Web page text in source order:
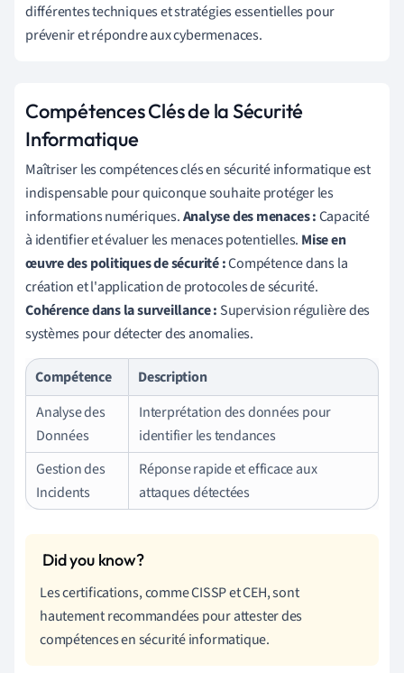
différentes techniques et stratégies essentielles pour
prévenir et répondre aux cybermenaces.
Compétences Clés de la Sécurité
Informatique
Maîtriser les compétences clés en sécurité informatique est
indispensable pour quiconque souhaite protéger les
informations numériques.Analyse des menaces :Capacité
à identifier et évaluer les menaces potentielles. Mise en
œuvre des politiques de sécurité :Compétence dans la
création et l'application de protocoles de sécurité.
Cohérence dans la surveillance : Supervision régulière des
systèmes pour détecter des anomalies.
Compétence
Description
Analyse des
Données
Interprétation des données pour
identifier les tendances
Gestion des
Incidents
Réponse rapide et efficace aux
attaques détectées
Les certifications, comme CISSP et CEH, sont
hautement recommandées pour attester des
compétences en sécurité informatique.